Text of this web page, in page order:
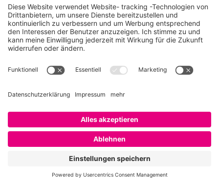
Über SAATKORN
SAATKORN ist der Blog von Gero Hesse. Seit 2009 schreibt
er über die Themen Employer Branding,